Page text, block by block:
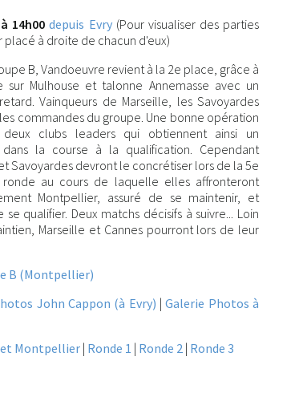
à 14h00 depuis Evry (Pour visualiser des parties
à droite de chacun d'eux)
B, Vandoeuvre revient à la 2e place, grâce à
sur Mulhouse et talonne Annemasse avec un
Vainqueurs de Marseille, les Savoyardes
commandes du groupe. Une bonne opération
clubs leaders qui obtiennent ainsi un
dans la course à la qualification. Cependant
Savoyardes devront le concrétiser lors de la 5e
au cours de laquelle elles affronteront
Montpellier, assuré de se maintenir, et
qualifier. Deux matchs décisifs à suivre... Loin
Marseille et Cannes pourront lors de leur
B (Montpellier)
John Cappon (à Evry) |Galerie Photos à
et Montpellier | Ronde 1 | Ronde 2 | Ronde 3